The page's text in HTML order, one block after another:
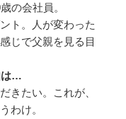
の会社員。
ト。人が変わった
じで父親を見る目
は…
きたい。これが、
わけ。